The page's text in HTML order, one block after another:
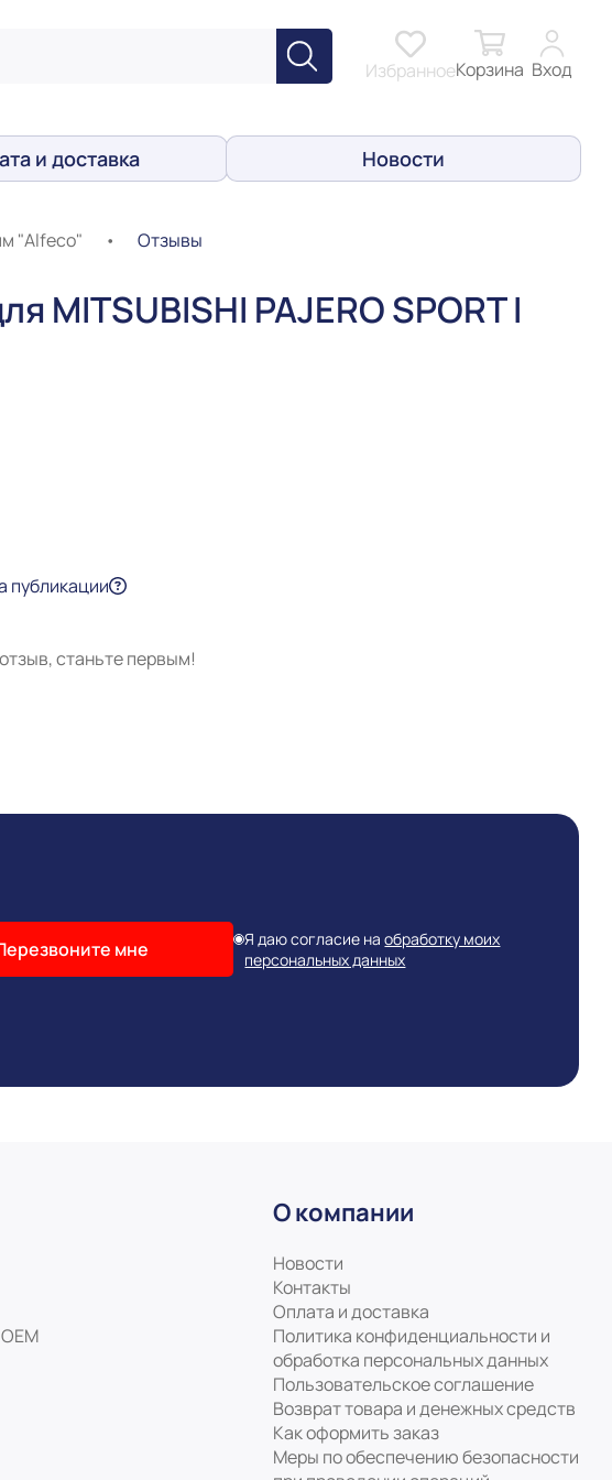
ИзбранноеКорзина Вход
и доставка Новости
"Alfeco"
• Отзывы
PAJERO SPORT I
публикации
станьте первым!
мне Я даю согласие на обработку моих
персональных данных
ОЕМ
О компании
Новости
Контакты
Оплата и доставка
Политика конфиденциальности и
обработка персональных данных
Пользовательское соглашение
Возврат товара и денежных средств
Как оформить заказ
Меры по обеспечению безопасности